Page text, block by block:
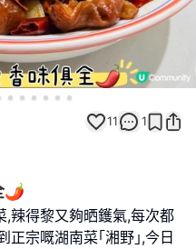
11 1
🌶️
辣得黎又夠晒鑊氣,每次都
宗嘅湖南菜｢湘野｣,今日